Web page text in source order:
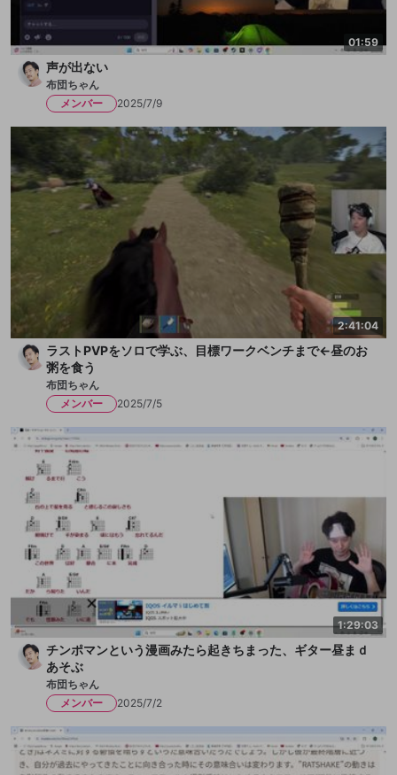
01:59
声が出ない
布団ちゃん
メンバー
2025/7/9
2:41:04
ラストPVPをソロで学ぶ、目標ワークベンチまで←昼のお
粥を食う
布団ちゃん
メンバー
2025/7/5
1:29:03
チンポマンという漫画みたら起きちまった、ギター昼まｄ
あそぶ
布団ちゃん
メンバー
2025/7/2